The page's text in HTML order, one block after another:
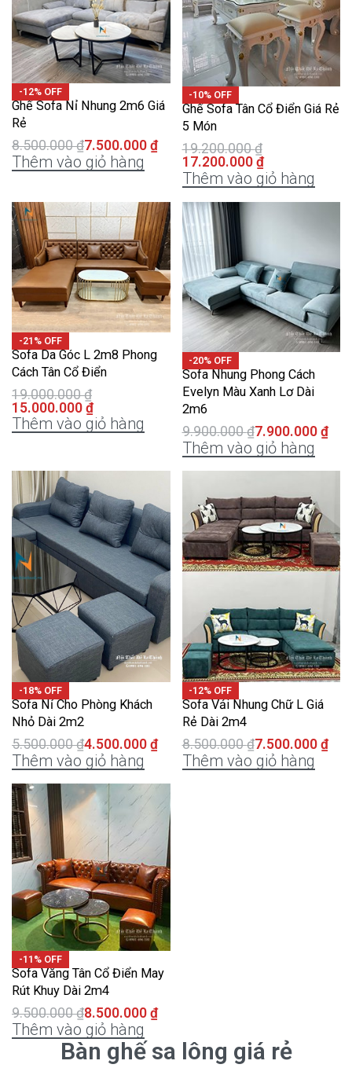
-12% OFF
Ghế Sofa Nỉ Nhung 2m6 Giá
Rẻ
8.500.000₫7.500.000 ₫
Thêm vào giỏ hàng
-10% OFF
Ghế Sofa Tân Cổ Điển Giá Rẻ
5 Món
19.200.000₫
17.200.000 ₫
Thêm vào giỏ hàng
-21% OFF
Sofa Da Góc L 2m8 Phong
Cách Tân Cổ Điển
19.000.000₫
15.000.000 ₫
Thêm vào giỏ hàng
-20% OFF
Sofa Nhung Phong Cách
Evelyn Màu Xanh Lơ Dài
2m6
9.900.000₫7.900.000 ₫
Thêm vào giỏ hàng
-18% OFF
Sofa Nỉ Cho Phòng Khách
Nhỏ Dài 2m2
5.500.000₫4.500.000 ₫
Thêm vào giỏ hàng
-12% OFF
Sofa Vải Nhung Chữ L Giá
Rẻ Dài 2m4
8.500.000₫7.500.000 ₫
Thêm vào giỏ hàng
-11% OFF
Sofa Văng Tân Cổ Điển May
Rút Khuy Dài 2m4
9.500.000₫8.500.000 ₫
Thêm vào giỏ hàng
Bàn ghế sa lông giá rẻ